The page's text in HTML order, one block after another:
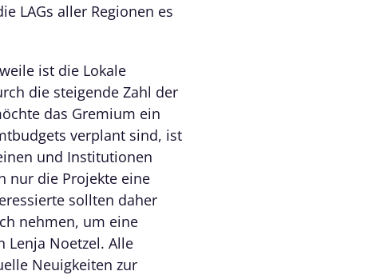
LAGs aller Regionen es
ist die Lokale
die steigende Zahl der
das Gremium ein
verplant sind, ist
und Institutionen
nur die Projekte eine
sollten daher
nehmen, um eine
Lenja Noetzel. Alle
Neuigkeiten zur